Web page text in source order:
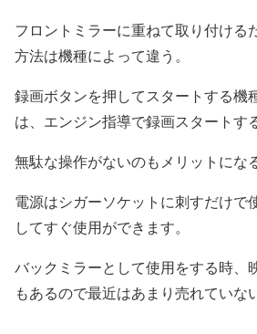
フロントミラーに重ねて取り付ける
方法は機種によって違う。
録画ボタンを押してスタートする機
は、エンジン指導で録画スタートす
無駄な操作がないのもメリットになる
電源はシガーソケットに刺すだけで
してすぐ使用ができます。
バックミラーとして使用をする時、
もあるので最近はあまり売れていない